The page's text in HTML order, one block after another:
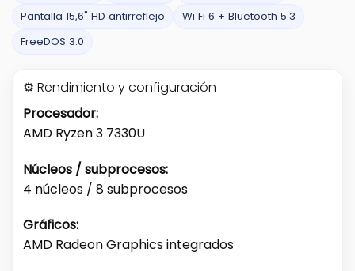
Pantalla 15,6" HD antirreflejo
Wi‑Fi 6 + Bluetooth 5.3
FreeDOS 3.0
⚙️ Rendimiento y configuración
Procesador:
AMD Ryzen 3 7330U
Núcleos / subprocesos:
4 núcleos / 8 subprocesos
Gráficos:
AMD Radeon Graphics integrados